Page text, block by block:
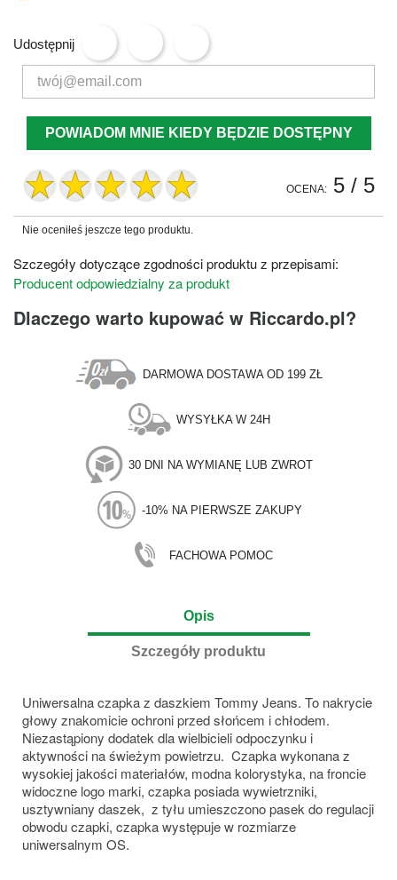
Udostępnij
POWIADOM MNIE KIEDY BĘDZIE DOSTĘPNY
OCENA: 5 / 5
Nie oceniłeś jeszcze tego produktu.
Szczegóły dotyczące zgodności produktu z przepisami:
Producent odpowiedzialny za produkt
Dlaczego warto kupować w Riccardo.pl?
DARMOWA DOSTAWA OD 199 ZŁ
WYSYŁKA W 24H
30 DNI NA WYMIANĘ LUB ZWROT
-10% NA PIERWSZE ZAKUPY
FACHOWA POMOC
Opis
Szczegóły produktu
Uniwersalna czapka z daszkiem Tommy Jeans. To nakrycie
głowy znakomicie ochroni przed słońcem i chłodem.
Niezastąpiony dodatek dla wielbicieli odpoczynku i
aktywności na świeżym powietrzu. Czapka wykonana z
wysokiej jakości materiałów, modna kolorystyka, na froncie
widoczne logo marki, czapka posiada wywietrzniki,
usztywniany daszek, z tyłu umieszczono pasek do regulacji
obwodu czapki, czapka występuje w rozmiarze
uniwersalnym OS.